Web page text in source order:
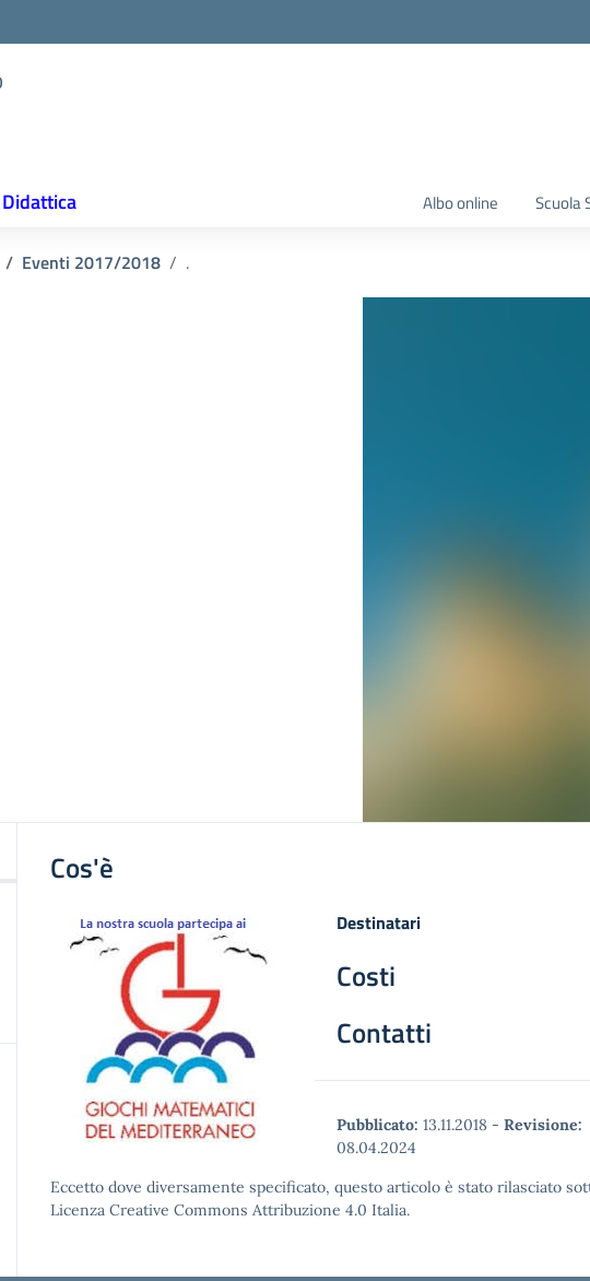
Didattica Albo online Scuola
Eventi 2017/2018 .
Cos'è
Destinatari
Costi
Contatti
Pubblicato: 13.11.2018 - Revisione:
08.04.2024
Eccetto dove diversamente specificato, questo articolo è stato rilasciato
Licenza Creative Commons Attribuzione 4.0 Italia.